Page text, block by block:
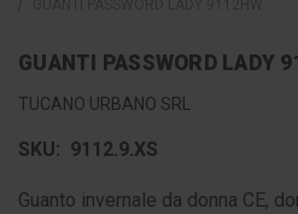
GUANTI PASSWORD LADY
TUCANO URBANO SRL
SKU: 9112.9.XS
Guanto invernale da donna CE,